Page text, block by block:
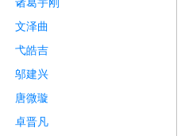
诸葛宇刚
文泽曲
弋皓吉
邬建兴
唐微璇
卓晋凡